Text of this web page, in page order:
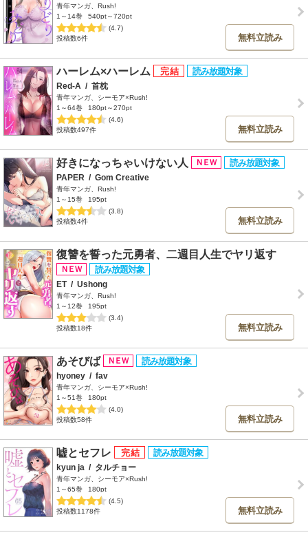
青年マンガ、Rush!
1～14巻
540pt～720pt
(4.7)
投稿数6件
無料立読み
ハーレム×ハーレム
Red-A / 首枕
青年マンガ、シーモア×Rush!
1～64巻
180pt～270pt
(4.6)
投稿数497件
無料立読み
好きになっちゃいけない人
PAPER / Gom Creative
青年マンガ、Rush!
1～15巻
195pt
(3.8)
投稿数4件
無料立読み
復讐を誓った元勇者、二週目人生でヤリ返す
ET / Ushong
青年マンガ、Rush!
1～12巻
195pt
(3.4)
投稿数18件
無料立読み
あそびば
hyoney / fav
青年マンガ、シーモア×Rush!
1～51巻
180pt
(4.0)
投稿数58件
無料立読み
嘘とセフレ
kyun ja / タルチョー
青年マンガ、シーモア×Rush!
1～65巻
180pt
(4.5)
投稿数1178件
無料立読み